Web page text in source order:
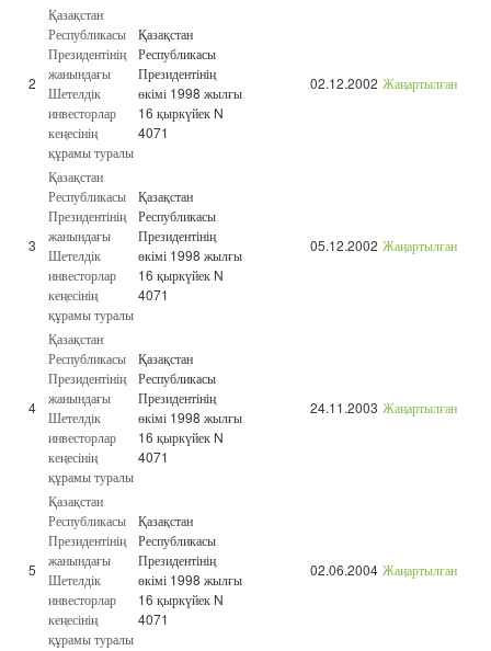
2
Қазақстан
Республикасы
Президентінің
жанындағы
Шетелдік
инвесторлар
кеңесінің
құрамы туралы
Қазақстан
Республикасы
Президентінің
өкімі 1998 жылғы
16 қыркүйек N
4071
02.12.2002 Жаңартылған
3
Қазақстан
Республикасы
Президентінің
жанындағы
Шетелдік
инвесторлар
кеңесінің
құрамы туралы
Қазақстан
Республикасы
Президентінің
өкімі 1998 жылғы
16 қыркүйек N
4071
05.12.2002 Жаңартылған
4
Қазақстан
Республикасы
Президентінің
жанындағы
Шетелдік
инвесторлар
кеңесінің
құрамы туралы
Қазақстан
Республикасы
Президентінің
өкімі 1998 жылғы
16 қыркүйек N
4071
24.11.2003 Жаңартылған
5
Қазақстан
Республикасы
Президентінің
жанындағы
Шетелдік
инвесторлар
кеңесінің
құрамы туралы
Қазақстан
Республикасы
Президентінің
өкімі 1998 жылғы
16 қыркүйек N
4071
02.06.2004 Жаңартылған